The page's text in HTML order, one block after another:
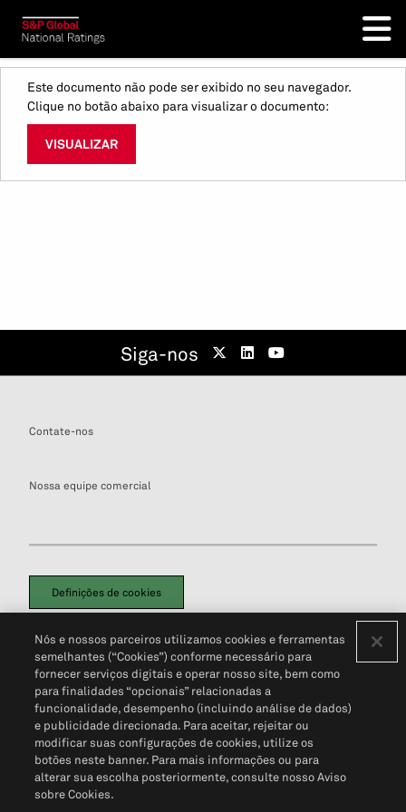
Este documento não pode ser exibido no seu navegador.
Clique no botão abaixo para visualizar o documento:
VISUALIZAR
Siga-nos
Contate-nos
Nossa equipe comercial
Definições de cookies
Política de PrivacidadePortal de privacidade do cliente (em inglês)
Não Venda Minhas Informações Pessoais© 2026 S&P Global
Nós e nossos parceiros utilizamos cookies e ferramentas
semelhantes (“Cookies”) conforme necessário para
fornecer serviços digitais e operar nosso site, bem como
para finalidades “opcionais” relacionadas a
funcionalidade, desempenho (incluindo análise de dados)
e publicidade direcionada. Para aceitar, rejeitar ou
modificar suas configurações de cookies, utilize os
botões neste banner. Para mais informações ou para
alterar sua escolha posteriormente, consulte nosso Aviso
sobre Cookies.